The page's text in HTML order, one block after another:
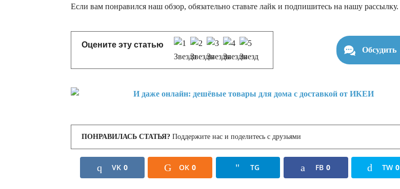
Если вам понравился наш обзор, обязательно ставьте лайк и подпишитесь на нашу рассылку.
Оцените эту статью
Обсудить
ПОНРАВИЛАСЬ СТАТЬЯ? Поддержите нас и поделитесь с друзьями
VK 0 OK 0 TG FB 0 TW 0